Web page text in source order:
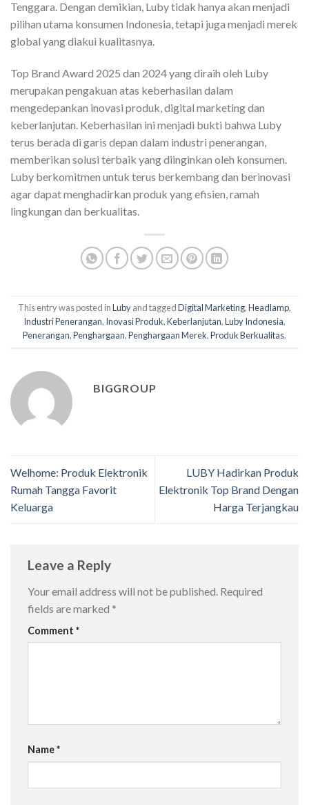
Tenggara. Dengan demikian, Luby tidak hanya akan menjadi
pilihan utama konsumen Indonesia, tetapi juga menjadi merek
global yang diakui kualitasnya.
Top Brand Award 2025 dan 2024 yang diraih oleh Luby
merupakan pengakuan atas keberhasilan dalam
mengedepankan inovasi produk, digital marketing dan
keberlanjutan. Keberhasilan ini menjadi bukti bahwa Luby
terus berada di garis depan dalam industri penerangan,
memberikan solusi terbaik yang diinginkan oleh konsumen.
Luby berkomitmen untuk terus berkembang dan berinovasi
agar dapat menghadirkan produk yang efisien, ramah
lingkungan dan berkualitas.
This entry was posted inLubyand taggedDigital Marketing,Headlamp,
Industri Penerangan, Inovasi Produk,Keberlanjutan,Luby Indonesia,
Penerangan,Penghargaan,Penghargaan Merek,Produk Berkualitas.
BIGGROUP
Welhome: Produk Elektronik
Rumah Tangga Favorit
Keluarga
LUBY Hadirkan Produk
Elektronik Top Brand Dengan
Harga Terjangkau
Leave a Reply
Your email address will not be published. Required
fields are marked *
Comment *
Name*